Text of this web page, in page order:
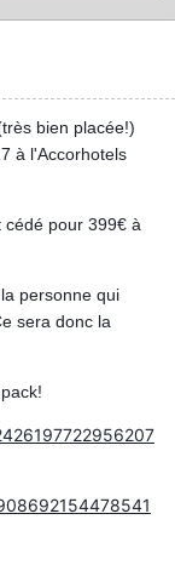
bien placée!)
à l'Accorhotels
cédé pour 399€ à
personne qui
sera donc la